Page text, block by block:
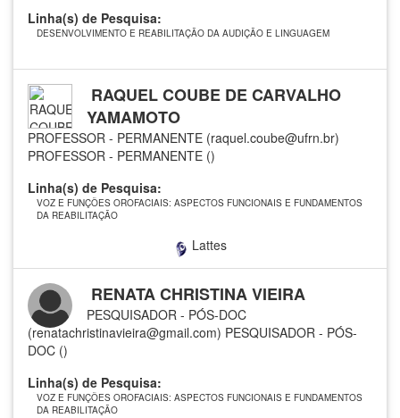
Linha(s) de Pesquisa:
DESENVOLVIMENTO E REABILITAÇÃO DA AUDIÇÃO E LINGUAGEM
RAQUEL COUBE DE CARVALHO
YAMAMOTO
PROFESSOR - PERMANENTE (raquel.coube@ufrn.br)
PROFESSOR - PERMANENTE ()
Linha(s) de Pesquisa:
VOZ E FUNÇÕES OROFACIAIS: ASPECTOS FUNCIONAIS E FUNDAMENTOS
DA REABILITAÇÃO
Lattes
RENATA CHRISTINA VIEIRA
PESQUISADOR - PÓS-DOC
(renatachristinavieira@gmail.com) PESQUISADOR - PÓS-
DOC ()
Linha(s) de Pesquisa:
VOZ E FUNÇÕES OROFACIAIS: ASPECTOS FUNCIONAIS E FUNDAMENTOS
DA REABILITAÇÃO